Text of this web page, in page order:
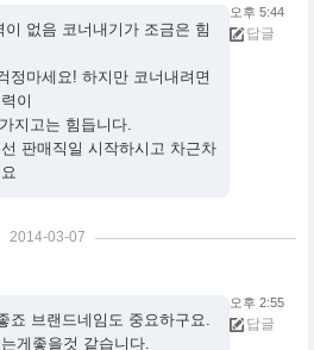
없음 코너내기가 조금은 힘
정마세요! 하지만 코너내려면
이
지고는 힘듭니다.
판매직일 시작하시고 차근차
오후 5:44
답글
2014-03-07
죠 브랜드네임도 중요하구요.
게좋을것 같습니다.
오후 2:55
답글